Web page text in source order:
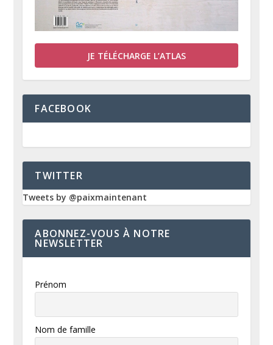
JE TÉLÉCHARGE L’ATLAS
FACEBOOK
TWITTER
Tweets by @paixmaintenant
ABONNEZ-VOUS À NOTRE
NEWSLETTER
Prénom
Nom de famille